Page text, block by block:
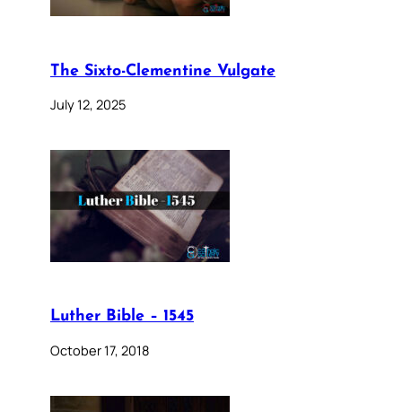
The Sixto-Clementine Vulgate
July 12, 2025
Luther Bible – 1545
October 17, 2018